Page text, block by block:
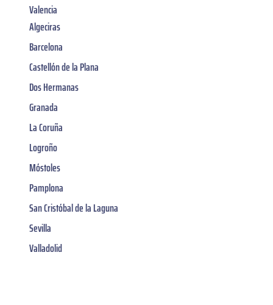
Valencia
Algeciras
Barcelona
Castellón de la Plana
Dos Hermanas
Granada
La Coruña
Logroño
Móstoles
Pamplona
San Cristóbal de la Laguna
Sevilla
Valladolid